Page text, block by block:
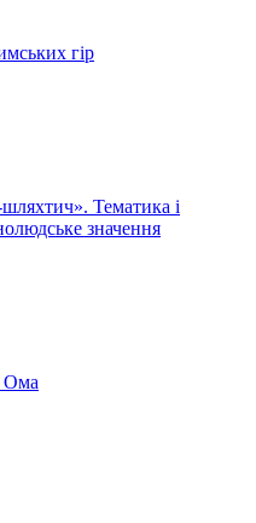
гір
Тематика і
значення
Ома